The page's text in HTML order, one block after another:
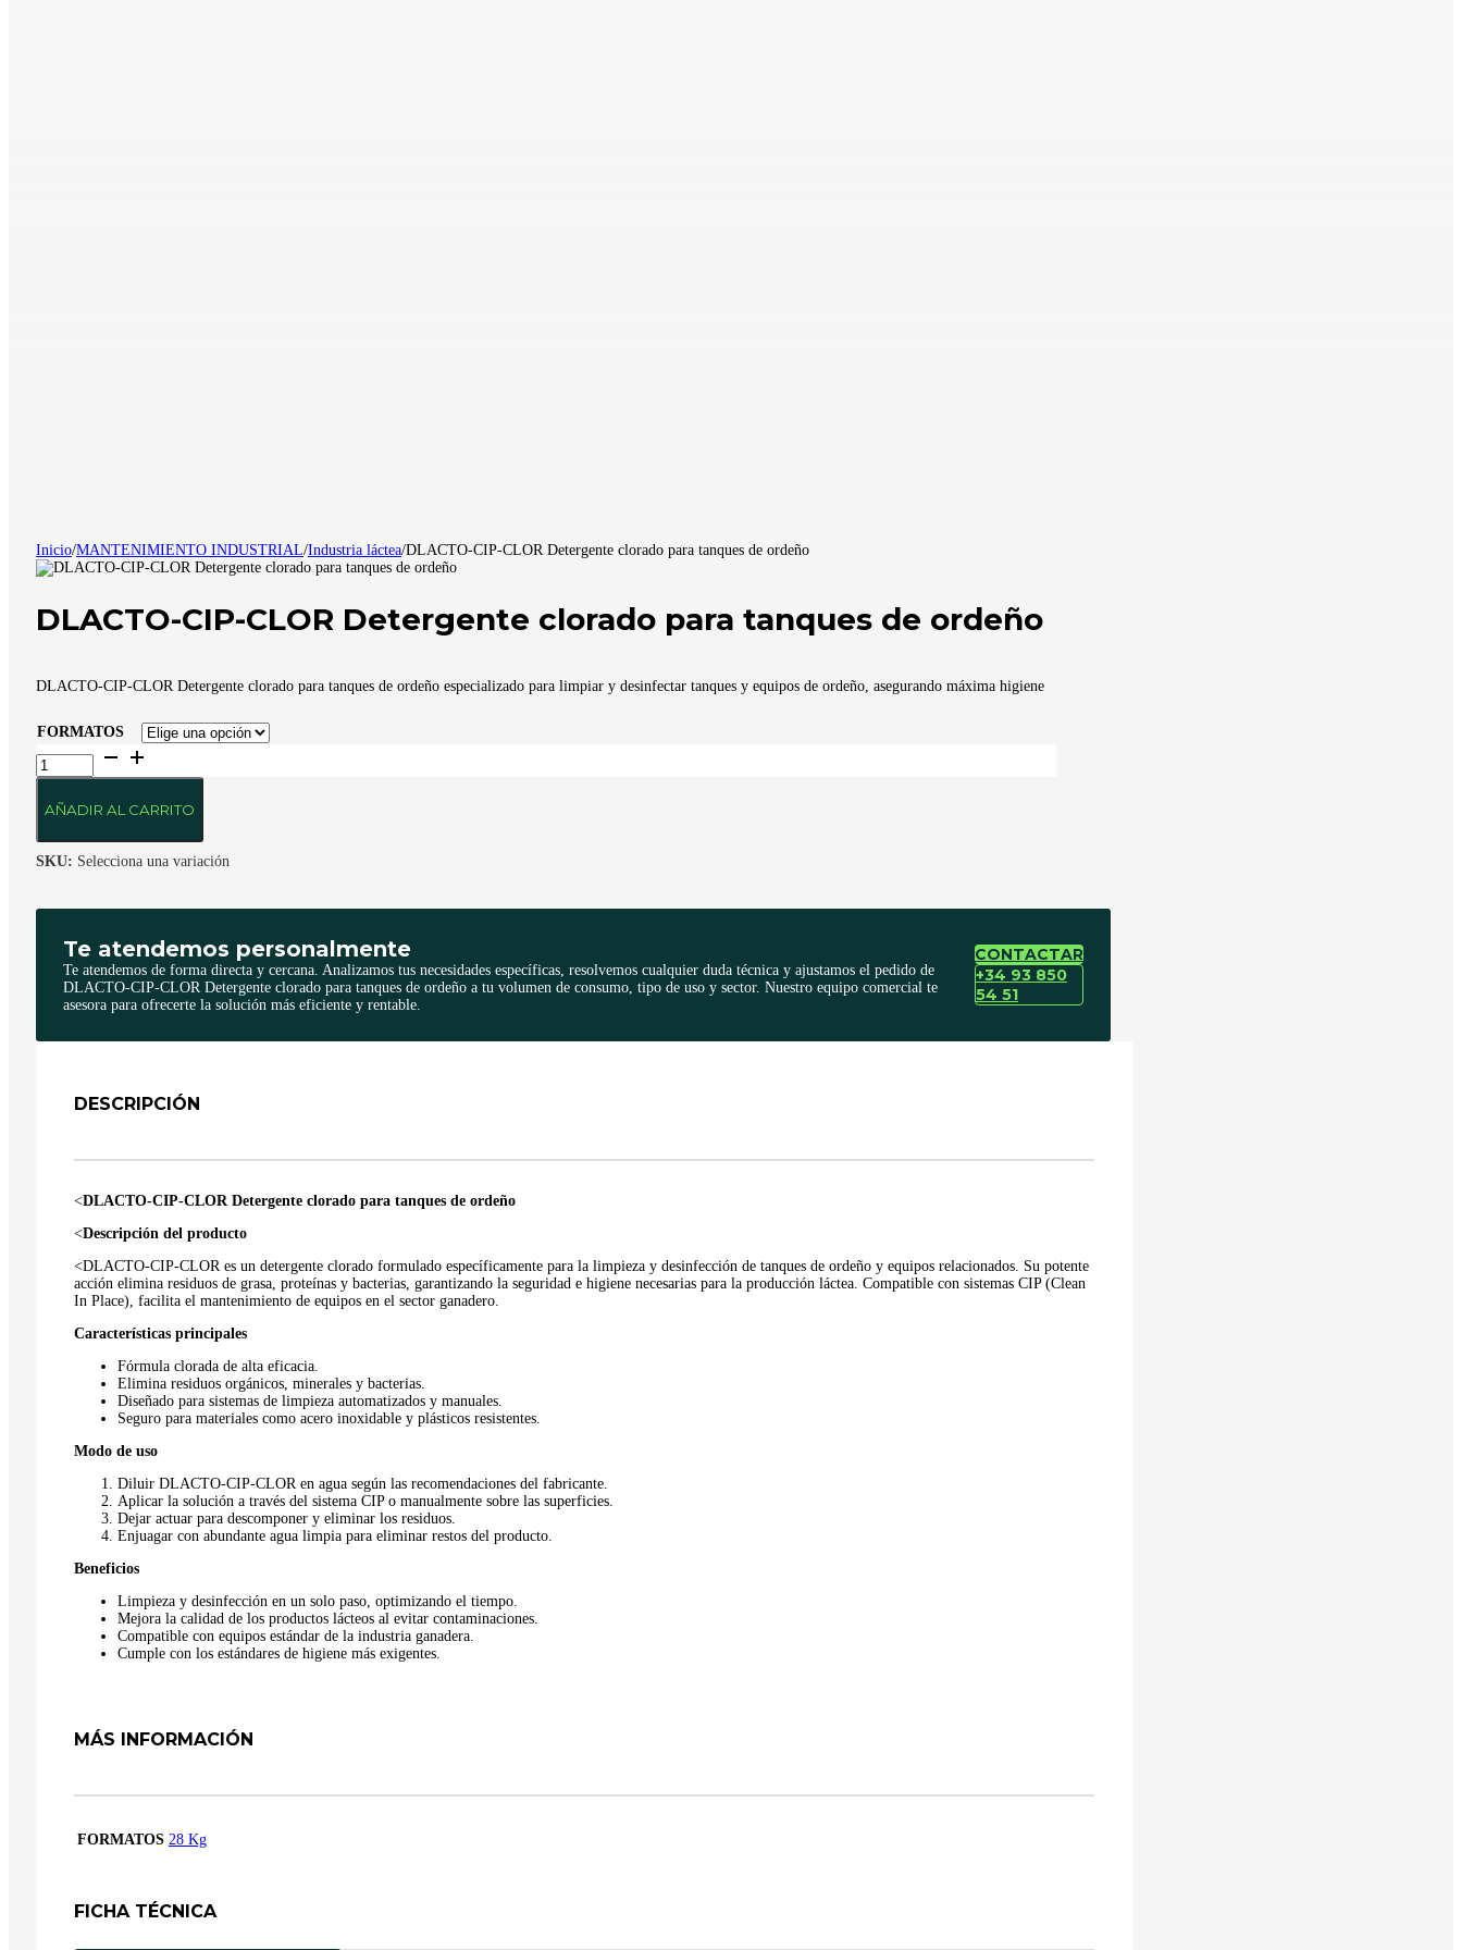
Inicio/MANTENIMIENTO INDUSTRIAL/Industria láctea/DLACTO-CIP-CLOR Detergente clorado para tanques de ordeño
DLACTO-CIP-CLOR Detergente clorado para tanques de ordeño
DLACTO-CIP-CLOR Detergente clorado para tanques de ordeño especializado para limpiar y desinfectar tanques y equipos de ordeño, asegurando máxima higiene
FORMATOS
DLACTO-
CIP-
Detergente
para
tanques
cantidad
AÑADIR AL CARRITO
SKU: Selecciona una variación
Te atendemos personalmente
Te atendemos de forma directa y cercana. Analizamos tus necesidades específicas, resolvemos cualquier duda técnica y ajustamos el pedido de
DLACTO-CIP-CLOR Detergente clorado para tanques de ordeño a tu volumen de consumo, tipo de uso y sector. Nuestro equipo comercial te
asesora para ofrecerte la solución más eficiente y rentable.
CONTACTAR
+34 93 850
54 51
DESCRIPCIÓN
<DLACTO-CIP-CLOR Detergente clorado para tanques de ordeño
<Descripción del producto
<DLACTO-CIP-CLOR es un detergente clorado formulado específicamente para la limpieza y desinfección de tanques de ordeño y equipos relacionados. Su potente
acción elimina residuos de grasa, proteínas y bacterias, garantizando la seguridad e higiene necesarias para la producción láctea. Compatible con sistemas CIP (Clean
In Place), facilita el mantenimiento de equipos en el sector ganadero.
Características principales
Fórmula clorada de alta eficacia.
Elimina residuos orgánicos, minerales y bacterias.
Diseñado para sistemas de limpieza automatizados y manuales.
Seguro para materiales como acero inoxidable y plásticos resistentes.
Modo de uso
Diluir DLACTO-CIP-CLOR en agua según las recomendaciones del fabricante.
Aplicar la solución a través del sistema CIP o manualmente sobre las superficies.
Dejar actuar para descomponer y eliminar los residuos.
Enjuagar con abundante agua limpia para eliminar restos del producto.
Beneficios
Limpieza y desinfección en un solo paso, optimizando el tiempo.
Mejora la calidad de los productos lácteos al evitar contaminaciones.
Compatible con equipos estándar de la industria ganadera.
Cumple con los estándares de higiene más exigentes.
MÁS INFORMACIÓN
FORMATOS 28 Kg
FICHA TÉCNICA